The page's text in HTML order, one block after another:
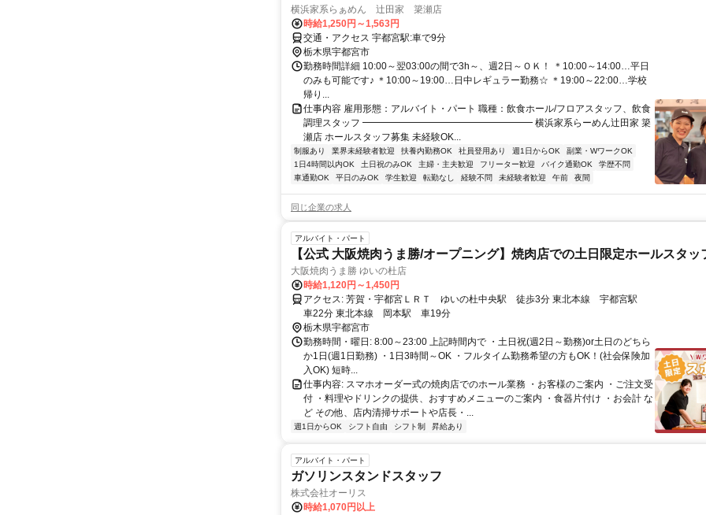
横浜家系らぁめん 辻田家 簗瀬店
時給1,250円～1,563円
交通・アクセス 宇都宮駅:車で9分
栃木県宇都宮市
勤務時間詳細 10:00～翌03:00の間で3h～、週2日～ＯＫ！ ＊10:00～14:00…平日
のみも可能です♪ ＊10:00～19:00…日中レギュラー勤務☆ ＊19:00～22:00…学校
帰り...
仕事内容 雇用形態：アルバイト・パート 職種：飲食ホール/フロアスタッフ、飲食
調理スタッフ ━━━━━━━━━━━━━━━━━━ 横浜家系らーめん辻田家 簗
瀬店 ホールスタッフ募集 未経験OK...
制服あり 業界未経験者歓迎 扶養内勤務OK 社員登用あり 週1日からOK
副業・WワークOK
1日4時間以内OK
土日祝のみOK 主婦・主夫歓迎 フリーター歓迎 バイク通勤OK
学歴不問
車通勤OK
平日のみOK 学生歓迎 転勤なし 経験不問 未経験者歓迎 午前 夜間
同じ企業の求人
アルバイト・パート
【公式 大阪焼肉うま勝/オープニング】焼肉店での土日限定ホールスタッ
大阪焼肉うま勝 ゆいの杜店
時給1,120円～1,450円
アクセス: 芳賀・宇都宮ＬＲＴ ゆいの杜中央駅 徒歩3分 東北本線 宇都宮駅
車22分 東北本線 岡本駅 車19分
栃木県宇都宮市
勤務時間・曜日: 8:00～23:00 上記時間内で ・土日祝(週2日～勤務)or土日のどちら
か1日(週1日勤務) ・1日3時間～OK ・フルタイム勤務希望の方もOK！(社会保険加
入OK) 短時...
仕事内容: スマホオーダー式の焼肉店でのホール業務 ・お客様のご案内 ・ご注文受
付 ・料理やドリンクの提供、おすすめメニューのご案内 ・食器片付け ・お会計 な
ど その他、店内清掃サポートや店長・...
週1日からOK シフト自由 シフト制 昇給あり
アルバイト・パート
ガソリンスタンドスタッフ
株式会社オーリス
時給1,070円以上